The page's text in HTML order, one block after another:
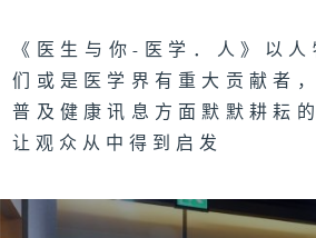
《医生与你-医学．人》以
们或是医学界有重大贡献者
普及健康讯息方面默默耕耘
让观众从中得到启发